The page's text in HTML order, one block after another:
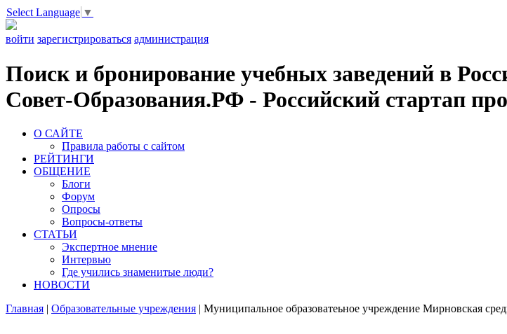
Select Language ▼
войти зарегистрироваться администрация
Поиск и бронирование учебных заведений в
Совет-Образования.РФ - Российский стартап
О САЙТЕ
Правила работы с сайтом
РЕЙТИНГИ
ОБЩЕНИЕ
Блоги
Форум
Опросы
Вопросы-ответы
СТАТЬИ
Экспертное мнение
Интервью
Где учились знаменитые люди?
НОВОСТИ
Главная | Образовательные учреждения | Муниципальное образоватеьное учреждение Мирновская